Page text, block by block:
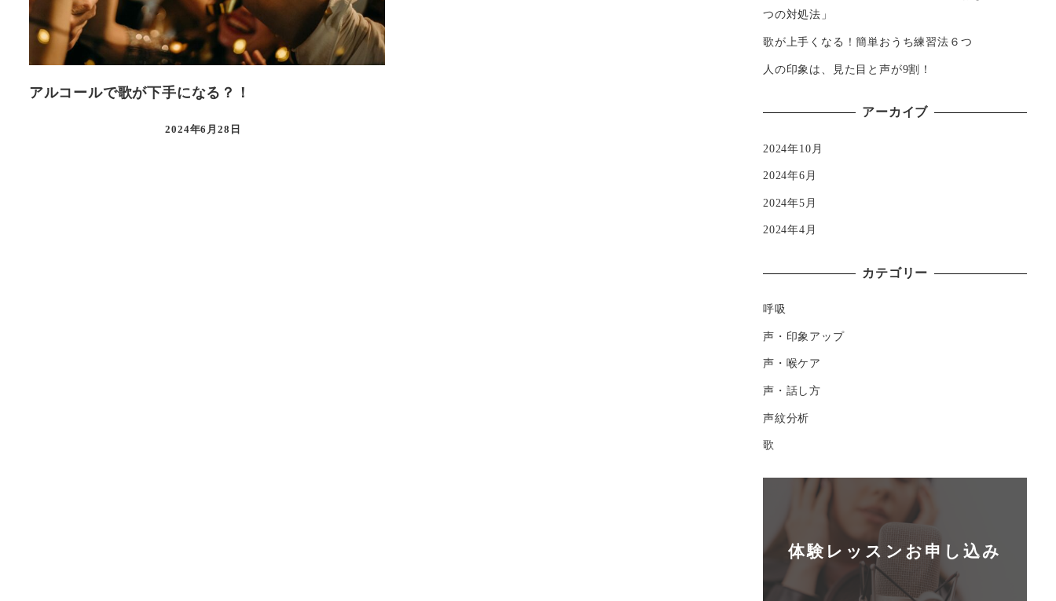
アルコールで歌が下手になる？！
2024年6月28日
つの対処法」
歌が上手くなる！簡単おうち練習法６つ
人の印象は、見た目と声が9割！
アーカイブ
2024年10月
2024年6月
2024年5月
2024年4月
カテゴリー
呼吸
声・印象アップ
声・喉ケア
声・話し方
声紋分析
歌
体験レッスンお申し込み